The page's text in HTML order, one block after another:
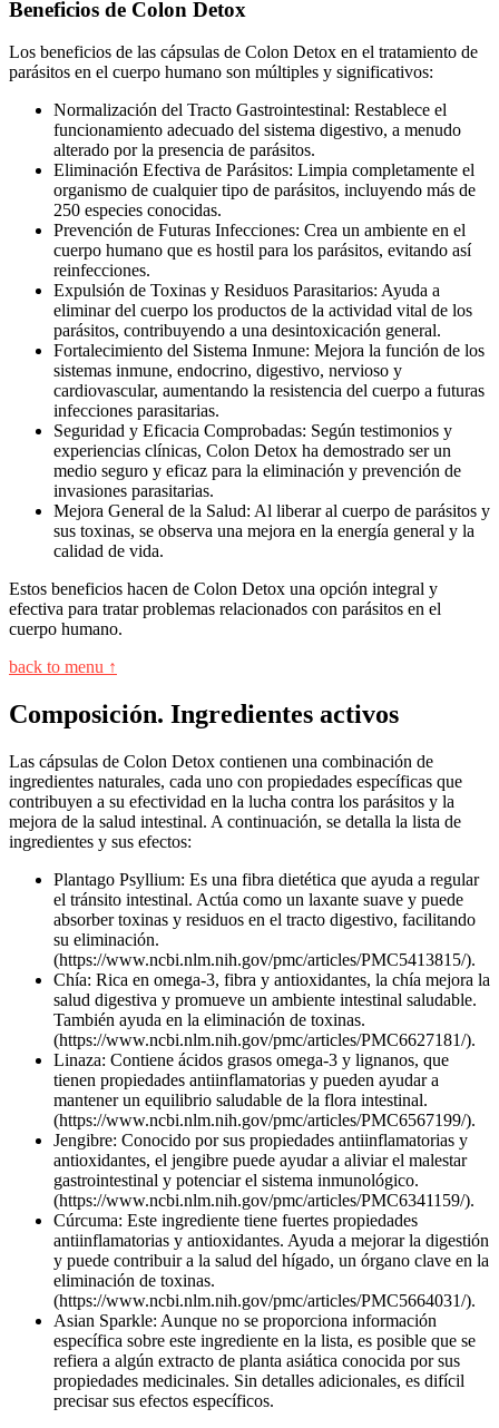
Beneficios de Colon Detox
Los beneficios de las cápsulas de Colon Detox en el tratamiento de
parásitos en el cuerpo humano son múltiples y significativos:
Normalización del Tracto Gastrointestinal: Restablece el
funcionamiento adecuado del sistema digestivo, a menudo
alterado por la presencia de parásitos.
Eliminación Efectiva de Parásitos: Limpia completamente el
organismo de cualquier tipo de parásitos, incluyendo más de
250 especies conocidas.
Prevención de Futuras Infecciones: Crea un ambiente en el
cuerpo humano que es hostil para los parásitos, evitando así
reinfecciones.
Expulsión de Toxinas y Residuos Parasitarios: Ayuda a
eliminar del cuerpo los productos de la actividad vital de los
parásitos, contribuyendo a una desintoxicación general.
Fortalecimiento del Sistema Inmune: Mejora la función de los
sistemas inmune, endocrino, digestivo, nervioso y
cardiovascular, aumentando la resistencia del cuerpo a futuras
infecciones parasitarias.
Seguridad y Eficacia Comprobadas: Según testimonios y
experiencias clínicas, Colon Detox ha demostrado ser un
medio seguro y eficaz para la eliminación y prevención de
invasiones parasitarias.
Mejora General de la Salud: Al liberar al cuerpo de parásitos y
sus toxinas, se observa una mejora en la energía general y la
calidad de vida.
Estos beneficios hacen de Colon Detox una opción integral y
efectiva para tratar problemas relacionados con parásitos en el
cuerpo humano.
back to menu ↑
Composición. Ingredientes activos
Las cápsulas de Colon Detox contienen una combinación de
ingredientes naturales, cada uno con propiedades específicas que
contribuyen a su efectividad en la lucha contra los parásitos y la
mejora de la salud intestinal. A continuación, se detalla la lista de
ingredientes y sus efectos:
Plantago Psyllium: Es una fibra dietética que ayuda a regular
el tránsito intestinal. Actúa como un laxante suave y puede
absorber toxinas y residuos en el tracto digestivo, facilitando
su eliminación.
(https://www.ncbi.nlm.nih.gov/pmc/articles/PMC5413815/).
Chía: Rica en omega-3, fibra y antioxidantes, la chía mejora la
salud digestiva y promueve un ambiente intestinal saludable.
También ayuda en la eliminación de toxinas.
(https://www.ncbi.nlm.nih.gov/pmc/articles/PMC6627181/).
Linaza: Contiene ácidos grasos omega-3 y lignanos, que
tienen propiedades antiinflamatorias y pueden ayudar a
mantener un equilibrio saludable de la flora intestinal.
(https://www.ncbi.nlm.nih.gov/pmc/articles/PMC6567199/).
Jengibre: Conocido por sus propiedades antiinflamatorias y
antioxidantes, el jengibre puede ayudar a aliviar el malestar
gastrointestinal y potenciar el sistema inmunológico.
(https://www.ncbi.nlm.nih.gov/pmc/articles/PMC6341159/).
Cúrcuma: Este ingrediente tiene fuertes propiedades
antiinflamatorias y antioxidantes. Ayuda a mejorar la digestión
y puede contribuir a la salud del hígado, un órgano clave en la
eliminación de toxinas.
(https://www.ncbi.nlm.nih.gov/pmc/articles/PMC5664031/).
Asian Sparkle: Aunque no se proporciona información
específica sobre este ingrediente en la lista, es posible que se
refiera a algún extracto de planta asiática conocida por sus
propiedades medicinales. Sin detalles adicionales, es difícil
precisar sus efectos específicos.